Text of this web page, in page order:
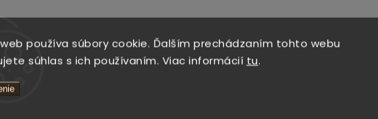
používa súbory cookie. Ďalším prechádzaním tohto webu
súhlas s ich používaním. Viac informácií tu.